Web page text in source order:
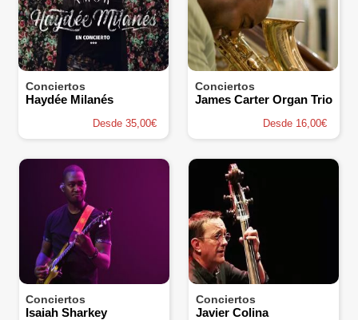
Conciertos
Haydée Milanés
Desde 35,00€
Conciertos
James Carter Organ Trio
Desde 16,00€
Conciertos
Isaiah Sharkey
Conciertos
Javier Colina